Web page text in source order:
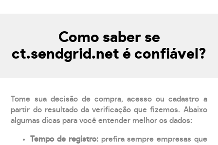
Como saber se
ct.sendgrid.net é confiável?
Tome sua decisão de compra, acesso ou cadastro a
partir do resultado da verificação que fizemos. Abaixo
algumas dicas para você entender melhor os dados:
Tempo de registro: prefira sempre empresas que